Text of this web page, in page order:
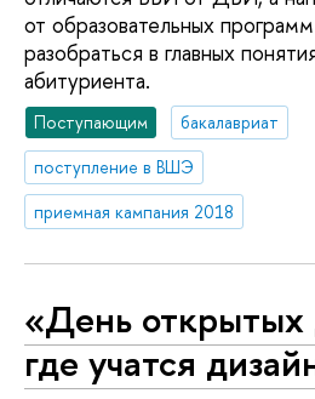
от образовательных
разобраться в главных
абитуриента.
Поступающим
бакалавриат
поступление в ВШЭ
приемная кампания 2018
«День открытых
где учатся